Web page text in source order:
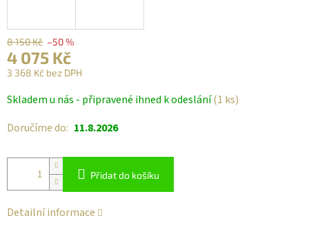
8 150 Kč –50 %
4 075 Kč
3 368 Kč bez DPH
cena:
Skladem u nás - připravené ihned k odeslání(1 ks)
Doručíme do: 11.8.2026
Přidat do košíku
Detailní informace